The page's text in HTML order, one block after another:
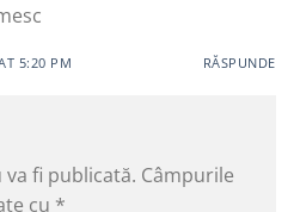
5:20 PM RĂSPUNDE
fi publicată. Câmpurile
cu *